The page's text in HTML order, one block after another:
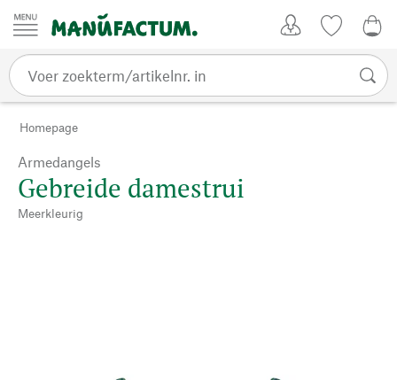
Passer au contenu
Homepage
Armedangels
Gebreide damestrui
Meerkleurig